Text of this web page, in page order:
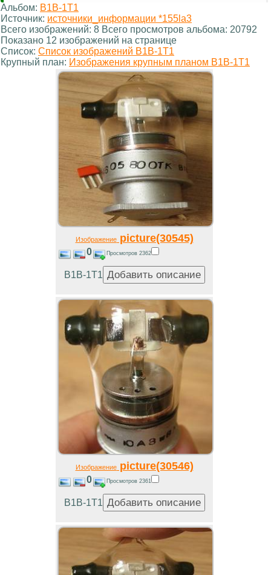
Альбом: В1В-1Т1
Источник: источники_информации *155la3
Всего изображений: 8 Всего просмотров альбома: 20792
Показано 12 изображений на странице
Список: Список изображений В1В-1Т1
Крупный план: Изображения крупным планом В1В-1Т1
Изображениеpicture(30545)
0 Просмотров 2362
В1В-1Т1
Изображениеpicture(30546)
0 Просмотров 2361
В1В-1Т1